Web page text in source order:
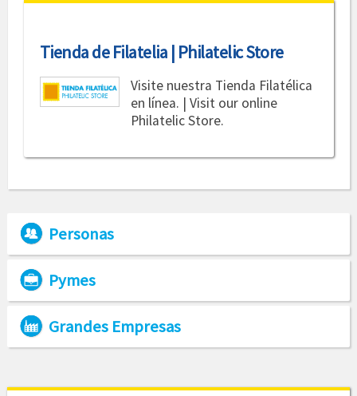
Tienda de Filatelia | Philatelic Store
Visite nuestra Tienda Filatélica
en línea. | Visit our online
Philatelic Store.
Personas
Pymes
Grandes Empresas